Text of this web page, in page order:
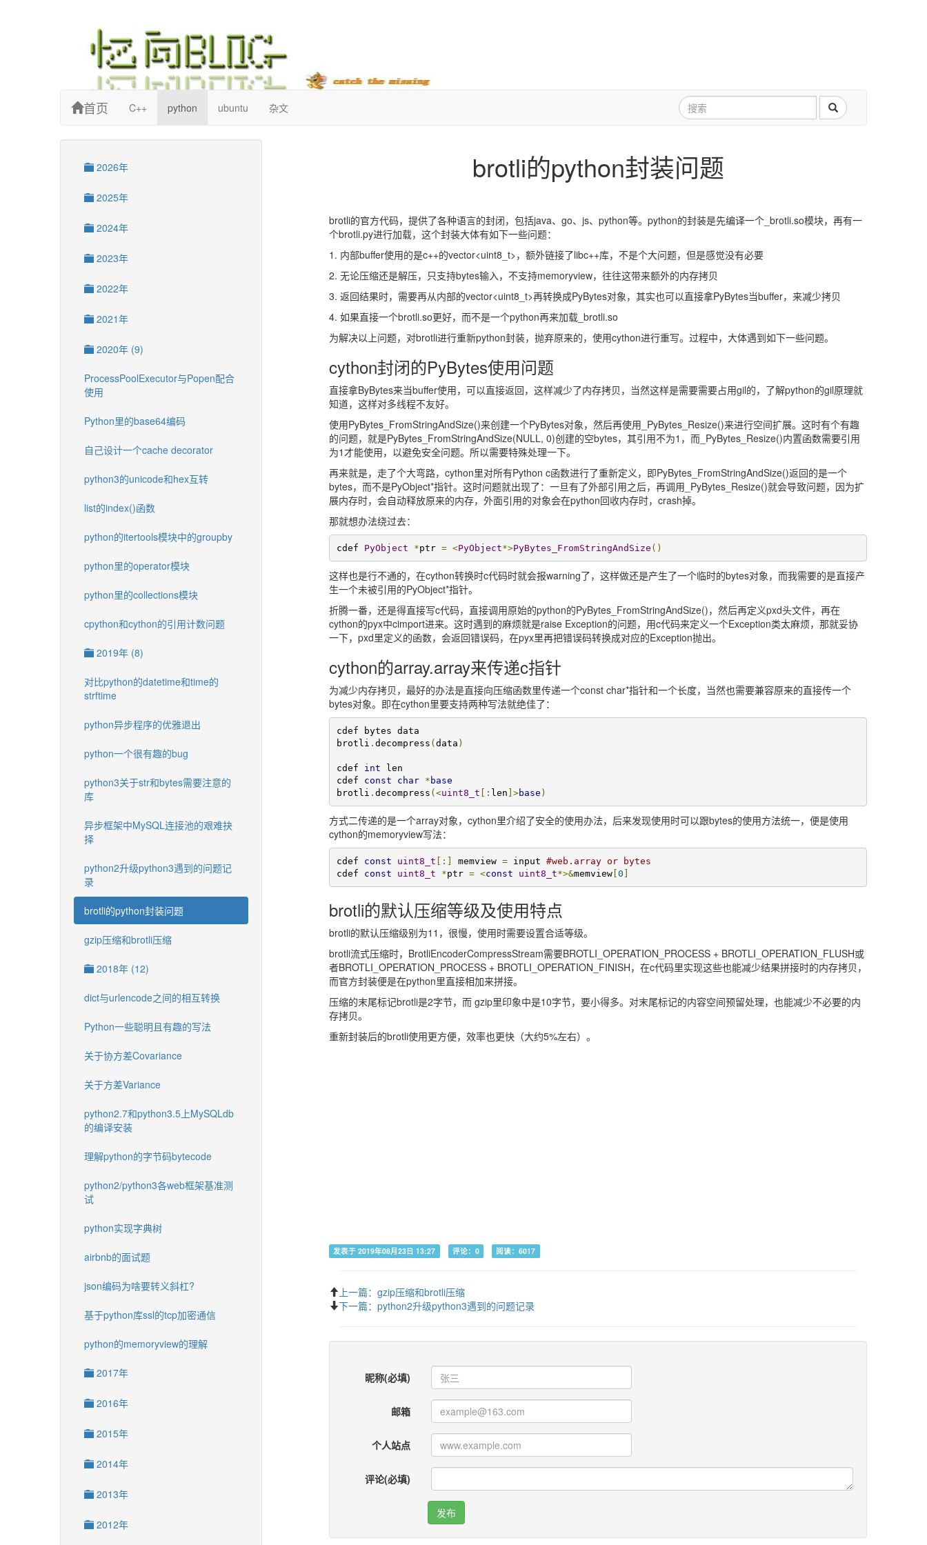
首页 C++ python ubuntu 杂文
2026年
2025年
2024年
2023年
2022年
2021年
2020年 (9)
ProcessPoolExecutor与Popen配合
使用
Python里的base64编码
自己设计一个cache decorator
python3的unicode和hex互转
list的index()函数
python的itertools模块中的groupby
python里的operator模块
python里的collections模块
cpython和cython的引用计数问题
2019年 (8)
对比python的datetime和time的
strftime
python异步程序的优雅退出
python一个很有趣的bug
python3关于str和bytes需要注意的
库
异步框架中MySQL连接池的艰难抉
择
python2升级python3遇到的问题记
录
brotli的python封装问题
gzip压缩和brotli压缩
2018年 (12)
dict与urlencode之间的相互转换
Python一些聪明且有趣的写法
关于协方差Covariance
关于方差Variance
python2.7和python3.5上MySQLdb
的编译安装
理解python的字节码bytecode
python2/python3各web框架基准测
试
python实现字典树
airbnb的面试题
json编码为啥要转义斜杠?
基于python库ssl的tcp加密通信
python的memoryview的理解
2017年
2016年
2015年
2014年
2013年
2012年
brotli的python封装问题
brotli的官方代码，提供了各种语言的封闭，包括java、go、js、python等。python的封装是先编译一个_brotli.so模块，再有一
个brotli.py进行加载，这个封装大体有如下一些问题：
1. 内部buffer使用的是c++的vector<uint8_t>，额外链接了libc++库，不是个大问题，但是感觉没有必要
2. 无论压缩还是解压，只支持bytes输入，不支持memoryview，往往这带来额外的内存拷贝
3. 返回结果时，需要再从内部的vector<uint8_t>再转换成PyBytes对象，其实也可以直接拿PyBytes当buffer，来减少拷贝
4. 如果直接一个brotli.so更好，而不是一个python再来加载_brotli.so
为解决以上问题，对brotli进行重新python封装，抛弃原来的，使用cython进行重写。过程中，大体遇到如下一些问题。
cython封闭的PyBytes使用问题
直接拿ByBytes来当buffer使用，可以直接返回，这样减少了内存拷贝，当然这样是需要需要占用gil的，了解python的gil原理就
知道，这样对多线程不友好。
使用PyBytes_FromStringAndSize()来创建一个PyBytes对象，然后再使用_PyBytes_Resize()来进行空间扩展。这时有个有趣
的问题，就是PyBytes_FromStringAndSize(NULL, 0)创建的空bytes，其引用不为1，而_PyBytes_Resize()内置函数需要引用
为1才能使用，以避免安全问题。所以需要特殊处理一下。
再来就是，走了个大弯路，cython里对所有Python c函数进行了重新定义，即PyBytes_FromStringAndSize()返回的是一个
bytes，而不是PyObject*指针。这时问题就出现了：一旦有了外部引用之后，再调用_PyBytes_Resize()就会导致问题，因为扩
展内存时，会自动释放原来的内存，外面引用的对象会在python回收内存时，crash掉。
那就想办法绕过去：
cdef PyObject *ptr = <PyObject*>PyBytes_FromStringAndSize ()
这样也是行不通的，在cython转换时c代码时就会报warning了，这样做还是产生了一个临时的bytes对象，而我需要的是直接产
生一个未被引用的PyObject*指针。
折腾一番，还是得直接写c代码，直接调用原始的python的PyBytes_FromStringAndSize()，然后再定义pxd头文件，再在
cython的pyx中cimport进来。这时遇到的麻烦就是raise Exception的问题，用c代码来定义一个Exception类太麻烦，那就妥协
一下，pxd里定义的函数，会返回错误码，在pyx里再把错误码转换成对应的Exception抛出。
cython的array.array来传递c指针
为减少内存拷贝，最好的办法是直接向压缩函数里传递一个const char*指针和一个长度，当然也需要兼容原来的直接传一个
bytes对象。即在cython里要支持两种写法就绝佳了：
cdef bytes data
brotli . decompress (data )
cdef int len
cdef const char * base
brotli . decompress (<uint8_t [: len ]>base )
方式二传递的是一个array对象，cython里介绍了安全的使用办法，后来发现使用时可以跟bytes的使用方法统一，便是使用
cython的memoryview写法：
cdef const uint8_t [:] memview = input #web.array or bytes
cdef const uint8_t *ptr = <const uint8_t*>&memview[0 ]
brotli的默认压缩等级及使用特点
brotli的默认压缩级别为11，很慢，使用时需要设置合适等级。
brotli流式压缩时，BrotliEncoderCompressStream需要BROTLI_OPERATION_PROCESS + BROTLI_OPERATION_FLUSH或
者BROTLI_OPERATION_PROCESS + BROTLI_OPERATION_FINISH，在c代码里实现这些也能减少结果拼接时的内存拷贝，
而官方封装便是在python里直接相加来拼接。
压缩的末尾标记brotli是2字节，而 gzip里印象中是10字节，要小得多。对末尾标记的内容空间预留处理，也能减少不必要的内
存拷贝。
重新封装后的brotli使用更方便，效率也更快（大约5%左右）。
发表于 2019年08月23日 13:27 评论：0 阅读：6017
上一篇：gzip压缩和brotli压缩
下一篇：python2升级python3遇到的问题记录
昵称(必填)
邮箱
个人站点
评论(必填)